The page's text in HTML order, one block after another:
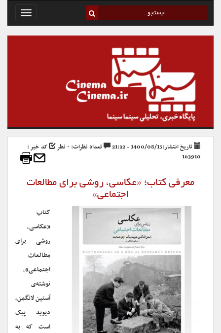
Toggle
تاریخ انتشار:1400/08/15 - 21:32 تعداد نظرات: ۰ نظر
کد خبر :
163910
معرفی کتاب؛ «عکاسی، روشی برای مطالعات
اجتماعی»
کتاب
«عکاسی،
روشی برای
مطالعات
اجتماعی»،
نوشته‌ی
آستین لانگمن،
دیوید پیک
است که به